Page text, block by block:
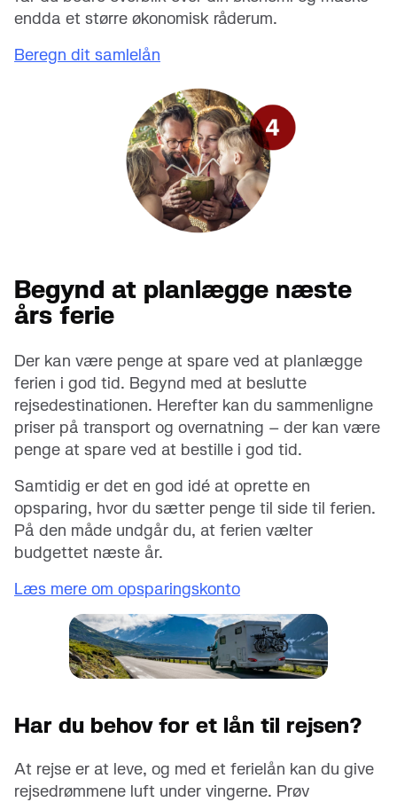
endda et større økonomisk råderum.
Beregn dit samlelån
Begynd at planlægge næste
års ferie
Der kan være penge at spare ved at planlægge
ferien i god tid. Begynd med at beslutte
rejsedestinationen. Herefter kan du sammenligne
priser på transport og overnatning – der kan være
penge at spare ved at bestille i god tid.
Samtidig er det en god idé at oprette en
opsparing, hvor du sætter penge til side til ferien.
På den måde undgår du, at ferien vælter
budgettet næste år.
Læs mere om opsparingskonto
Har du behov for et lån til rejsen?
At rejse er at leve, og med et ferielån kan du give
rejsedrømmene luft under vingerne. Prøv